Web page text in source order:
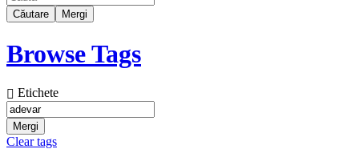
Browse Tags
Etichete
Clear tags